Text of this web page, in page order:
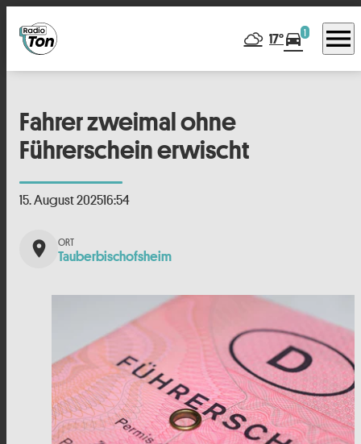
17°directions_car1 menu
Fahrer zweimal ohne
Führerschein erwischt
15. August 202516:54
place Tauberbischofsheim